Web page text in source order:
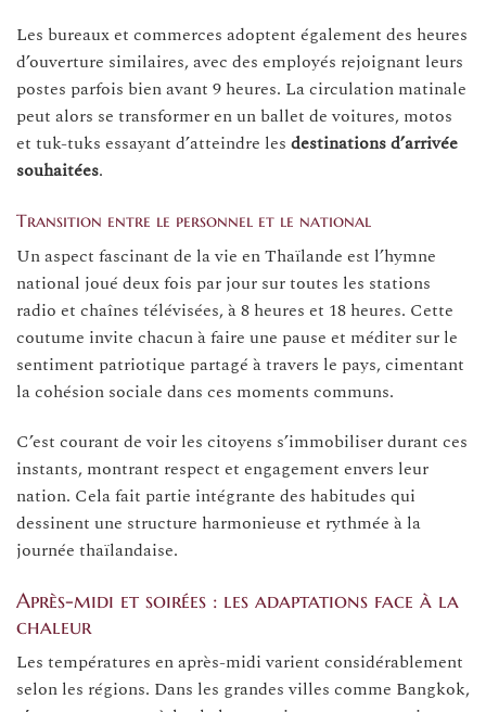
Les bureaux et commerces adoptent également des heures
d’ouverture similaires, avec des employés rejoignant leurs
postes parfois bien avant 9 heures. La circulation matinale
peut alors se transformer en un ballet de voitures, motos
et tuk-tuks essayant d’atteindre les destinations d’arrivée
souhaitées.
Transition entre le personnel et le national
Un aspect fascinant de la vie en Thaïlande est l’hymne
national joué deux fois par jour sur toutes les stations
radio et chaînes télévisées, à 8 heures et 18 heures. Cette
coutume invite chacun à faire une pause et méditer sur le
sentiment patriotique partagé à travers le pays, cimentant
la cohésion sociale dans ces moments communs.
C’est courant de voir les citoyens s’immobiliser durant ces
instants, montrant respect et engagement envers leur
nation. Cela fait partie intégrante des habitudes qui
dessinent une structure harmonieuse et rythmée à la
journée thaïlandaise.
Après-midi et soirées : les adaptations face à la
chaleur
Les températures en après-midi varient considérablement
selon les régions. Dans les grandes villes comme Bangkok,